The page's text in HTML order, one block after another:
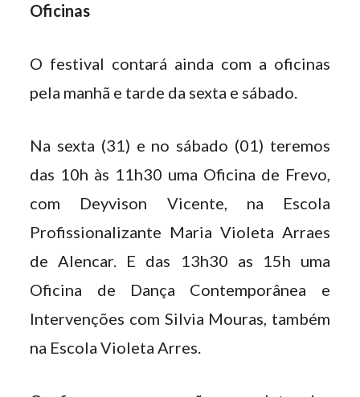
Oficinas
O festival contará ainda com a oficinas
pela manhã e tarde da sexta e sábado.
Na sexta (31) e no sábado (01) teremos
das 10h às 11h30 uma Oficina de Frevo,
com Deyvison Vicente, na Escola
Profissionalizante Maria Violeta Arraes
de Alencar. E das 13h30 as 15h uma
Oficina de Dança Contemporânea e
Intervenções com Silvia Mouras, também
na Escola Violeta Arres.